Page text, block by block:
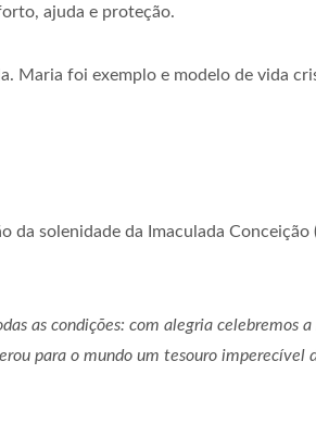
ajuda e proteção.
Maria foi exemplo e modelo de vida
solenidade da Imaculada
as condições: com alegria
para o mundo um tesouro imperecível